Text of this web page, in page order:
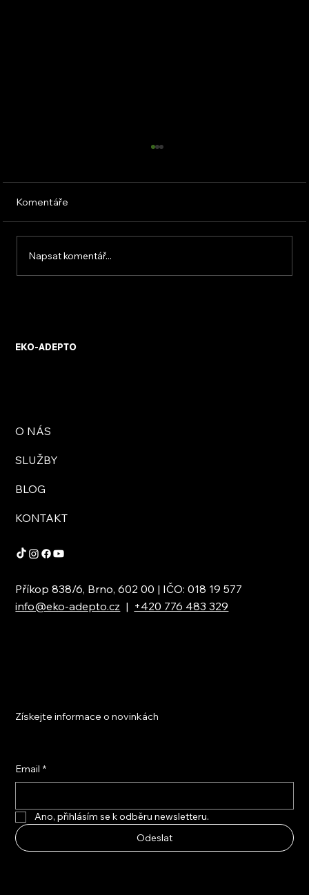
Nejčastější chyby u klimatizace
Komentáře
Napsat komentář...
EKO-ADEPTO
O NÁS
SLUŽBY
BLOG
KONTAKT
Příkop 838/6, Brno, 602 00 | IČO: 018 19 577
info@eko-adepto.cz | +420 776 483 329
Získejte informace o novinkách
Email *
Ano, přihlásím se k odběru newsletteru.
Odeslat